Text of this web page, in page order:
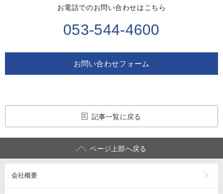
お電話でのお問い合わせはこちら
053-544-4600
お問い合わせフォーム
記事一覧に戻る
ページ上部へ戻る
会社概要